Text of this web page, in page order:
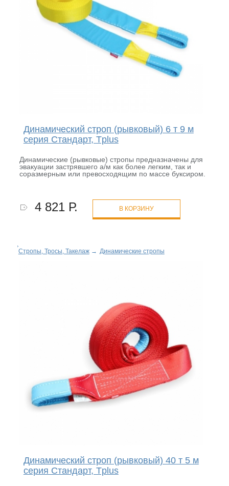
Динамический строп (рывковый) 6 т 9 м
серия Стандарт, Tplus
Динамические (рывковые) стропы предназначены для
эвакуации застрявшего а/м как более легким, так и
соразмерным или превосходящим по массе буксиром.
4 821 Р. В КОРЗИНУ
Стропы, Тросы, Такелаж→ Динамические стропы
Динамический строп (рывковый) 40 т 5 м
серия Стандарт, Tplus